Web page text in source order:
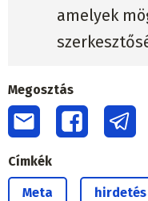
amelyek
Megosztás
Címkék
Meta hirdetés